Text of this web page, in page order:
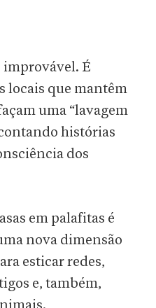
improvável. É
locais que mantêm
uma “lavagem
histórias
dos
em palafitas é
nova dimensão
esticar redes,
e, também,